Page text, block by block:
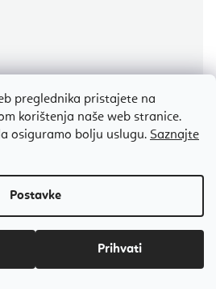
preglednika pristajete na
korištenja naše web stranice.
osiguramo bolju uslugu. Saznajte
zdjela Cho-pa 10 - 21 cm
Prosječna
ocjena
proizvoda